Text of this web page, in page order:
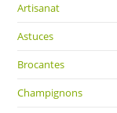
Artisanat
Astuces
Brocantes
Champignons